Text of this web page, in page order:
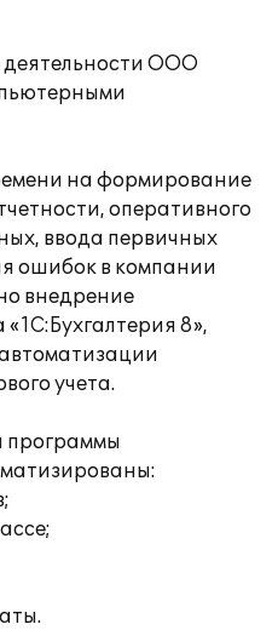
ООО
на формирование
оперативного
ввода первичных
ошибок в компании
внедрение
8»,
учета.
программы